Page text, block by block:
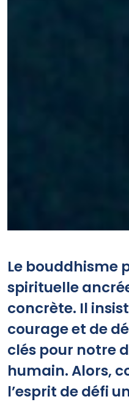
Le bouddhisme
spirituelle
concrète. Il
courage et de
clés pour notre
humain. Alors,
l’esprit de défi